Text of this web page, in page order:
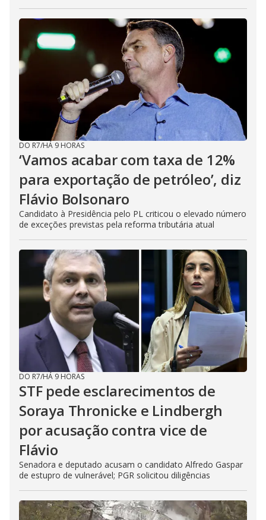
DO R7/HÁ 9 HORAS
‘Vamos acabar com taxa de 12%
para exportação de petróleo’, diz
Flávio Bolsonaro
Candidato à Presidência pelo PL criticou o elevado número
de exceções previstas pela reforma tributária atual
DO R7/HÁ 9 HORAS
STF pede esclarecimentos de
Soraya Thronicke e Lindbergh
por acusação contra vice de
Flávio
Senadora e deputado acusam o candidato Alfredo Gaspar
de estupro de vulnerável; PGR solicitou diligências